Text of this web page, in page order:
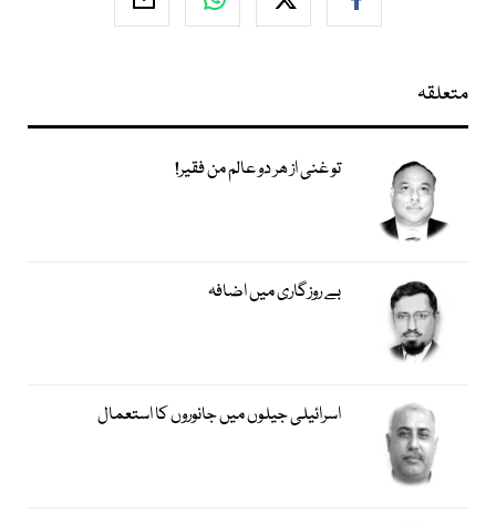
متعلقہ
تو غنی از ھر دو عالم من فقیر!
بے روزگاری میں اضافہ
اسرائیلی جیلوں میں جانوروں کا استعمال